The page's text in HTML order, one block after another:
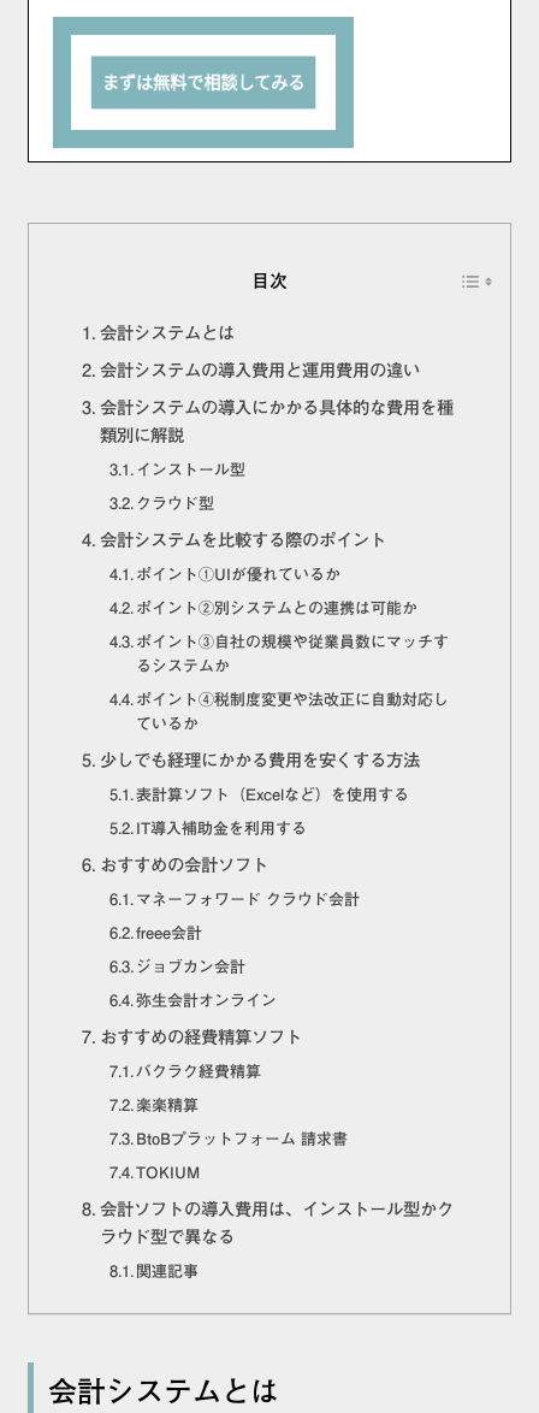
目次
会計システムとは
会計システムの導入費用と運用費用の違い
会計システムの導入にかかる具体的な費用を種
類別に解説
インストール型
クラウド型
会計システムを比較する際のポイント
ポイント①UIが優れているか
ポイント②別システムとの連携は可能か
ポイント③自社の規模や従業員数にマッチす
るシステムか
ポイント④税制度変更や法改正に自動対応し
ているか
少しでも経理にかかる費用を安くする方法
表計算ソフト（Excelなど）を使用する
IT導入補助金を利用する
おすすめの会計ソフト
マネーフォワード クラウド会計
freee会計
ジョブカン会計
弥生会計オンライン
おすすめの経費精算ソフト
バクラク経費精算
楽楽精算
BtoBプラットフォーム 請求書
TOKIUM
会計ソフトの導入費用は、インストール型かク
ラウド型で異なる
関連記事
会計システムとは